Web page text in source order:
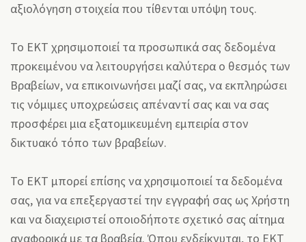
αξιολόγηση στοιχεία που τίθενται υπόψη τους.
Το ΕΚΤ χρησιμοποιεί τα προσωπικά σας δεδομένα
προκειμένου να λειτουργήσει καλύτερα ο θεσμός των
Βραβείων, να επικοινωνήσει μαζί σας, να εκπληρώσει
τις νόμιμες υποχρεώσεις απέναντί σας και να σας
προσφέρει μια εξατομικευμένη εμπειρία στον
δικτυακό τόπο των βραβείων.
Το ΕΚΤ μπορεί επίσης να χρησιμοποιεί τα δεδομένα
σας, για να επεξεργαστεί την εγγραφή σας ως Χρήστη
και να διαχειριστεί οποιοδήποτε σχετικό σας αίτημα
αναφορικά με τα βραβεία. Όπου ενδείκνυται, το ΕΚΤ